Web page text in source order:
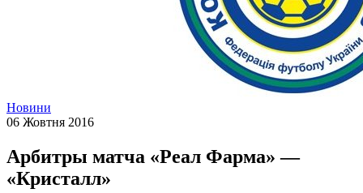
Новини
06 Жовтня 2016
Арбитры матча «Реал Фарма» —
«Кристалл»